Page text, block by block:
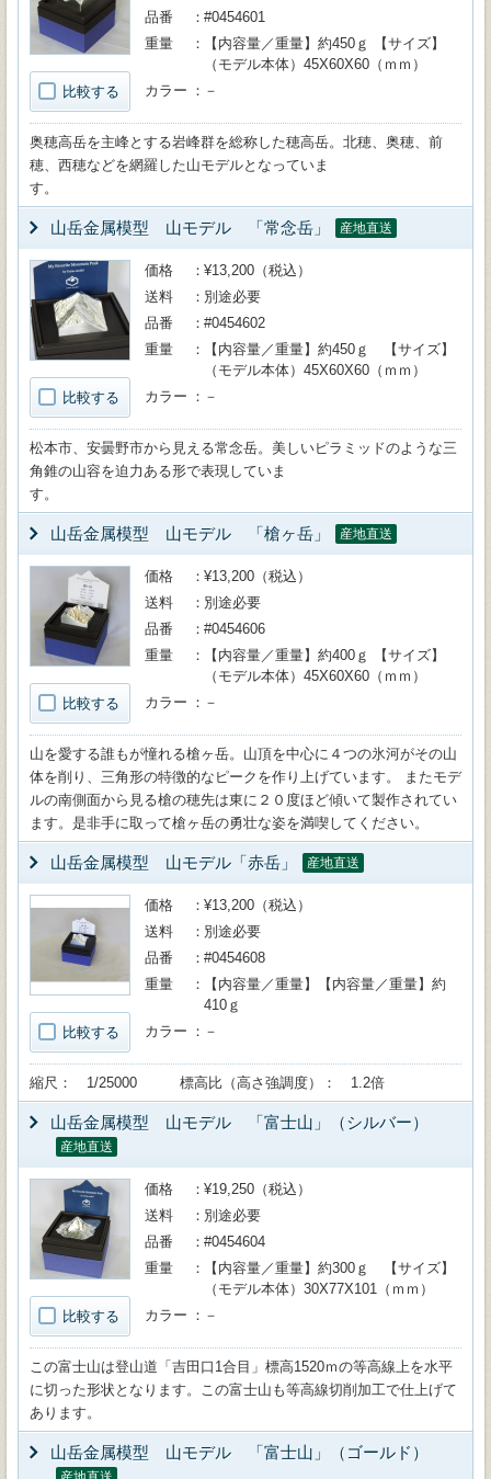
比較する
品番
#0454601
重量
【内容量／重量】約450ｇ 【サイズ】
（モデル本体）45X60X60（ｍｍ）
カラー
－
奥穂高岳を主峰とする岩峰群を総称した穂高岳。北穂、奥穂、前
穂、西穂などを網羅した山モデルとなっていま
す。
山岳金属模型 山モデル 「常念岳」 産地直送
比較する
価格
¥13,200（税込）
送料
別途必要
品番
#0454602
重量
【内容量／重量】約450ｇ 【サイズ】
（モデル本体）45X60X60（ｍｍ）
カラー
－
松本市、安曇野市から見える常念岳。美しいピラミッドのような三
角錐の山容を迫力ある形で表現していま
す。
山岳金属模型 山モデル 「槍ヶ岳」 産地直送
比較する
価格
¥13,200（税込）
送料
別途必要
品番
#0454606
重量
【内容量／重量】約400ｇ 【サイズ】
（モデル本体）45X60X60（ｍｍ）
カラー
－
山を愛する誰もが憧れる槍ヶ岳。山頂を中心に４つの氷河がその山
体を削り、三角形の特徴的なピークを作り上げています。 またモデ
ルの南側面から見る槍の穂先は東に２０度ほど傾いて製作されてい
ます。是非手に取って槍ヶ岳の勇壮な姿を満喫してください。
山岳金属模型 山モデル「赤岳」 産地直送
比較する
価格
¥13,200（税込）
送料
別途必要
品番
#0454608
重量
【内容量／重量】【内容量／重量】約
410ｇ
カラー
－
縮尺： 1/25000 標高比（高さ強調度）： 1.2倍
山岳金属模型 山モデル 「富士山」（シルバー）
産地直送
比較する
価格
¥19,250（税込）
送料
別途必要
品番
#0454604
重量
【内容量／重量】約300ｇ 【サイズ】
（モデル本体）30X77X101（ｍｍ）
カラー
－
この富士山は登山道「吉田口1合目」標高1520ｍの等高線上を水平
に切った形状となります。この富士山も等高線切削加工で仕上げて
あります。
山岳金属模型 山モデル 「富士山」（ゴールド）